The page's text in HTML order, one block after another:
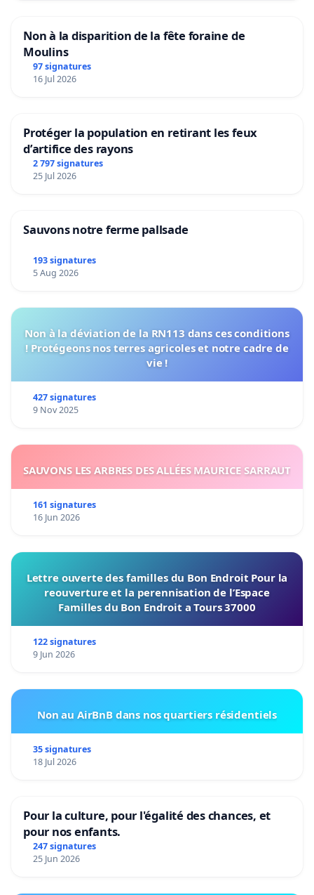
Non à la disparition de la fête foraine de
Moulins
97 signatures
16 Jul 2026
Protéger la population en retirant les feux
d’artifice des rayons
2 797 signatures
25 Jul 2026
Sauvons notre ferme pallsade
193 signatures
5 Aug 2026
Non à la déviation de la RN113 dans ces conditions
! Protégeons nos terres agricoles et notre cadre de
vie !
427 signatures
9 Nov 2025
SAUVONS LES ARBRES DES ALLÉES MAURICE SARRAUT
161 signatures
16 Jun 2026
Lettre ouverte des familles du Bon Endroit Pour la
reouverture et la perennisation de l’Espace
Familles du Bon Endroit a Tours 37000
122 signatures
9 Jun 2026
Non au AirBnB dans nos quartiers résidentiels
35 signatures
18 Jul 2026
Pour la culture, pour l'égalité des chances, et
pour nos enfants.
247 signatures
25 Jun 2026